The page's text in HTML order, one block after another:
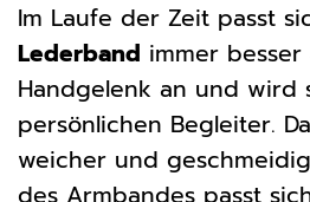
Im Laufe der Zeit passt
Lederband immer
Handgelenk an und wird
persönlichen Begleiter.
weicher und